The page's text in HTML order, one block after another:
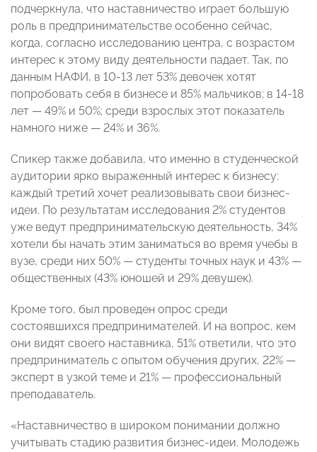
подчеркнула, что наставничество играет большую
роль в предпринимательстве особенно сейчас,
когда, согласно исследованию центра, с возрастом
интерес к этому виду деятельности падает. Так, по
данным НАФИ, в 10-13 лет 53% девочек хотят
попробовать себя в бизнесе и 85% мальчиков; в 14-18
лет — 49% и 50%; среди взрослых этот показатель
намного ниже — 24% и 36%.
Спикер также добавила, что именно в студенческой
аудитории ярко выраженный интерес к бизнесу:
каждый третий хочет реализовывать свои бизнес-
идеи. По результатам исследования 2% студентов
уже ведут предпринимательскую деятельность, 34%
хотели бы начать этим заниматься во время учебы в
вузе, среди них 50% — студенты точных наук и 43% —
общественных (43% юношей и 29% девушек).
Кроме того, был проведен опрос среди
состоявшихся предпринимателей. И на вопрос, кем
они видят своего наставника, 51% ответили, что это
предприниматель с опытом обучения других, 22% —
эксперт в узкой теме и 21% — профессиональный
преподаватель.
«Наставничество в широком понимании должно
учитывать стадию развития бизнес-идеи. Молодежь